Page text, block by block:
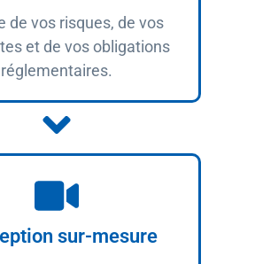
de vos risques, de vos
et de vos obligations
réglementaires.
sur-mesure